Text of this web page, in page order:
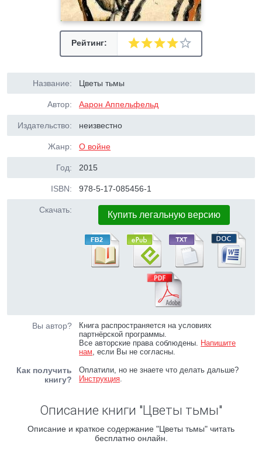
Рейтинг:
Название: Цветы тьмы
Автор: Аарон Аппельфельд
Издательство: неизвестно
Жанр: О войне
Год: 2015
ISBN: 978-5-17-085456-1
Скачать: Купить легальную версию
Вы автор?
Книга распространяется на условиях
партнёрской программы.
Все авторские права соблюдены. Напишите
нам, если Вы не согласны.
Как получить
книгу?
Оплатили, но не знаете что делать дальше?
Инструкция.
Описание книги "Цветы тьмы"
Описание и краткое содержание "Цветы тьмы" читать
бесплатно онлайн.